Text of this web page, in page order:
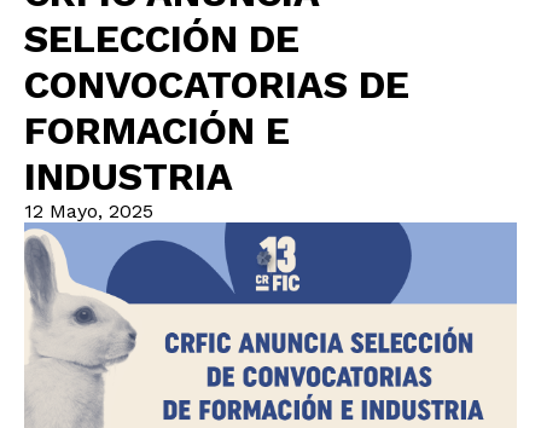
SELECCIÓN DE
CONVOCATORIAS DE
FORMACIÓN E
INDUSTRIA
12 Mayo, 2025